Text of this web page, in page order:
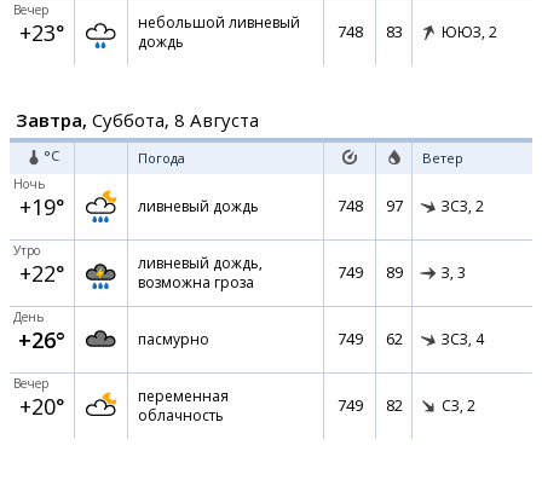
Вечер
+23°
небольшой ливневый
дождь
748 83 ЮЮЗ, 2
Завтра, Суббота, 8 Августа
°C Погода Ветер
Ночь
+19° ливневый дождь 748 97 ЗСЗ, 2
Утро
+22°
ливневый дождь,
возможна гроза
749 89 З, 3
День
+26° пасмурно 749 62 ЗСЗ, 4
Вечер
+20°
переменная
облачность
749 82 СЗ, 2